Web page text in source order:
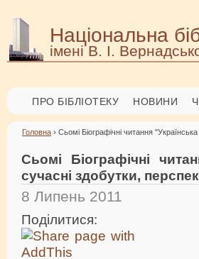
Національна
імені В. І.
ПРО БІБЛІОТЕКУ НОВИНИ
Головна › Сьомі Біографічні читання
Сьомі Біографічні
сучасні здобутки,
8 Липень 2011
Поділитися: